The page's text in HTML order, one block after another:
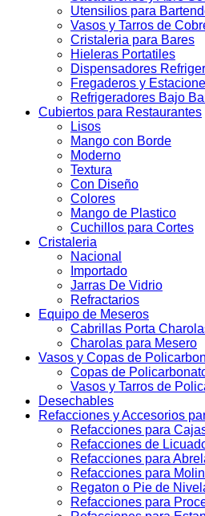
Utensilios para
Vasos y Tarros de
Cristaleria para Bares
Hieleras Portatiles
Dispensadores
Fregaderos y
Refrigeradores Bajo
Cubiertos para Restaurantes
Lisos
Mango con Borde
Moderno
Textura
Con Diseño
Colores
Mango de Plastico
Cuchillos para Cortes
Cristaleria
Nacional
Importado
Jarras De Vidrio
Refractarios
Equipo de Meseros
Cabrillas Porta
Charolas para Mesero
Vasos y Copas de
Copas de
Vasos y Tarros de
Desechables
Refacciones y Accesorios
Refacciones para
Refacciones de
Refacciones para
Refacciones para
Regaton o Pie de
Refacciones para